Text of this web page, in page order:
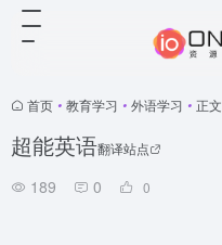
首页 • 教育学习 • 外语学习 • 正文
超能英语翻译站点
189 0 0